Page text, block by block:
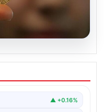
Altın Fiyatları ve
piyasa uzmanlarının
▲ +0.16%